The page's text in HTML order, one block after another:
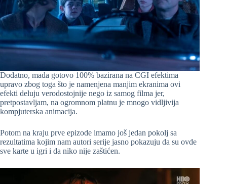
Dodatno, mada gotovo 100% bazirana na CGI efektima
upravo zbog toga što je namenjena manjim ekranima ovi
efekti deluju verodostojnije nego iz samog filma jer,
pretpostavljam, na ogromnom platnu je mnogo vidljivija
kompjuterska animacija.
Potom na kraju prve epizode imamo još jedan pokolj sa
rezultatima kojim nam autori serije jasno pokazuju da su ovde
sve karte u igri i da niko nije zaštićen.